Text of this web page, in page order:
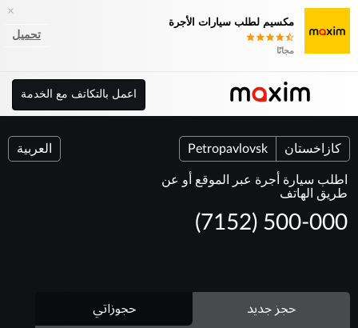
×
مكسيم لطلب سيارات الأجرة
مجانًا
تحميل
اعمل بالتكاتف مع الخدمة
كازاخستان Petropavlovsk العربية
اطلب سيارة أجرة عبر الموقع أو عن
طريق الهاتف
(7152) 500-000